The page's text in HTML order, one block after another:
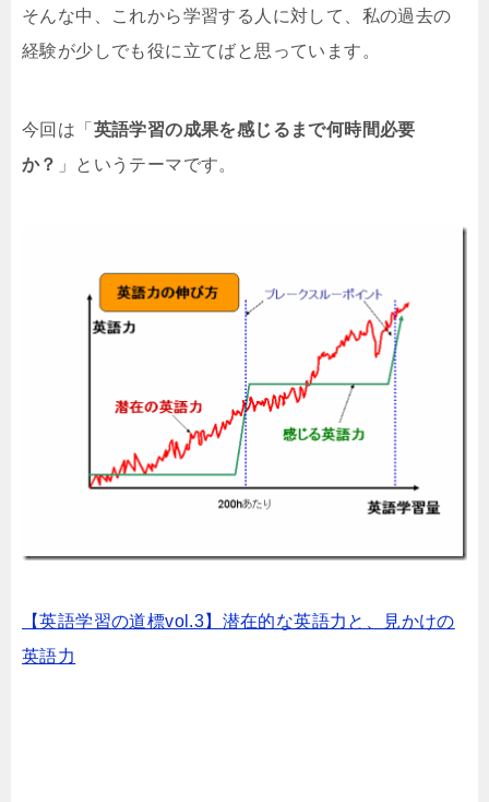
そんな中、これから学習する人に対して、私の過去の
経験が少しでも役に立てばと思っています。
今回は「 英語学習の成果を感じるまで何時間必要
か？ 」というテーマです。
【英語学習の道標vol.3】潜在的な英語力と、見かけの
英語力